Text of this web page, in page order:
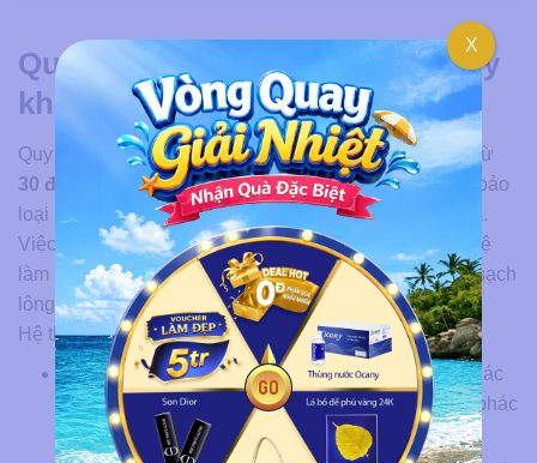
Quy trình triệt lông lưng chuẩn y
khoa
Quy trình triệt lông lưng chuẩn y khoa thường kéo dài từ
30 đến 60 phút, được thực hiện nghiêm ngặt để đảm bảo
loại bỏ nang lông tận gốc mà không gây tổn thương da.
Việc kết hợp giữa thăm khám chuyên sâu và công nghệ
làm lạnh giúp khách hàng trải nghiệm liệu trình êm ái, sạch
lông và ngăn ngừa tối đa tình trạng viêm lỗ chân lông.
Hệ thống các bước thực hiện chuyên nghiệp bao gồm:
Bước 1:Chuyên gia tiến hành soi nang lông để xác
định mật độ và cấu trúc sợi lông, từ đó xây dựng phác
đồ điều trị cá nhân hóa.
X